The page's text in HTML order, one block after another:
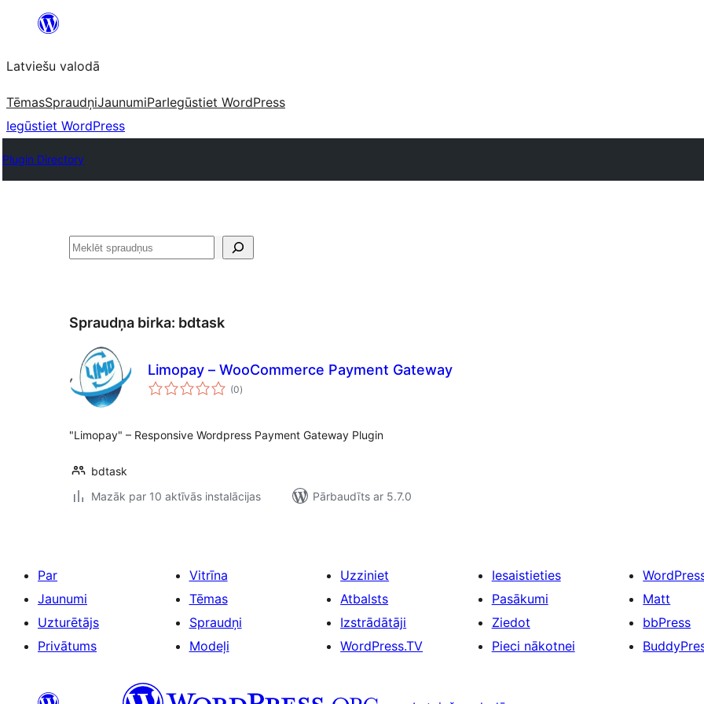
Pāriet
saturu
Latviešu valodā
TēmasSpraudņiJaunumiParIegūstiet WordPress
Iegūstiet WordPress
Plugin Directory
Meklēt
Spraudņa birka: bdtask
Limopay – WooCommerce Payment Gateway
(0vērtējumu
kopsumma
)
"Limopay" – Responsive Wordpress Payment Gateway Plugin
bdtask
Mazāk par 10 aktīvās instalācijas
Pārbaudīts ar 5.7.0
Par
Jaunumi
Uzturētājs
Privātums
Vitrīna
Tēmas
Spraudņi
Modeļi
Uzziniet
Atbalsts
Izstrādātāji
WordPress.TV
Iesaistieties
Pasākumi
Ziedot
Pieci nākotnei
Matt
bbPress